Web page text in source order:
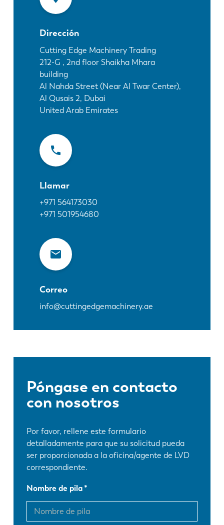
Dirección
Cutting Edge Machinery Trading
212-G , 2nd floor Shaikha Mhara
building
Al Nahda Street (Near Al Twar Center),
Al Qusais 2, Dubai
United Arab Emirates
Llamar
+971 564173030
+971 501954680
Correo
info@cuttingedgemachinery.ae
Póngase en contacto
con nosotros
Por favor, rellene este formulario
detalladamente para que su solicitud pueda
ser proporcionada a la oficina/agente de LVD
correspondiente.
Nombre de pila
Descubra LVD
Testimonios
Eventos
Centro de recursos
Industrias y soluciones
Vacantes